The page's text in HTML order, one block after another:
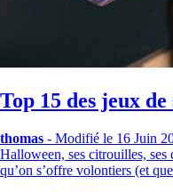
Top 15 des jeux
thomas - Modifié le 16 Juin
Halloween, ses citrouilles, ses
qu’on s’offre volontiers (et